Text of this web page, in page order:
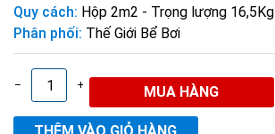
Quy cách: Hộp 2m2 - Trọng lượng 16,5Kg
Phân phối: Thế Giới Bể Bơi
– +